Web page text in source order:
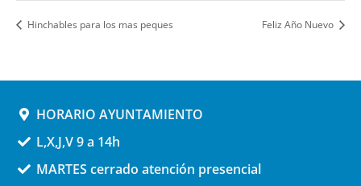
Hinchables para los mas peques Feliz Año Nuevo
HORARIO AYUNTAMIENTO
L,X,J,V 9 a 14h
MARTES cerrado atención presencial